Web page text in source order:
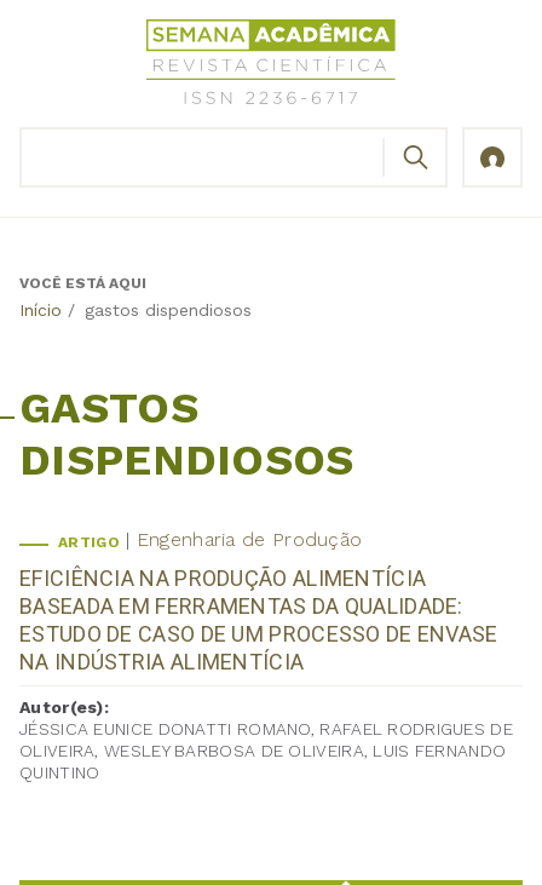
Revista
Científica
Semana
Back
VOCÊ ESTÁ AQUI
Início / gastos dispendiosos
GASTOS
DISPENDIOSOS
ARTIGO Engenharia de Produção
EFICIÊNCIA NA PRODUÇÃO ALIMENTÍCIA
BASEADA EM FERRAMENTAS DA QUALIDADE:
ESTUDO DE CASO DE UM PROCESSO DE ENVASE
NA INDÚSTRIA ALIMENTÍCIA
Autor(es):
JÉSSICA EUNICE DONATTI ROMANO, RAFAEL RODRIGUES DE
OLIVEIRA, WESLEY BARBOSA DE OLIVEIRA, LUIS FERNANDO
QUINTINO